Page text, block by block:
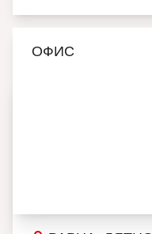
ОФИС